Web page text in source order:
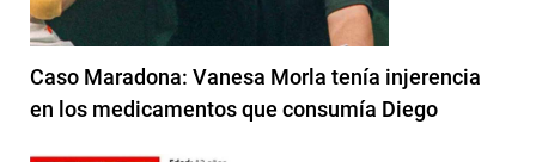
Caso Maradona: Vanesa Morla tenía injerencia
en los medicamentos que consumía Diego